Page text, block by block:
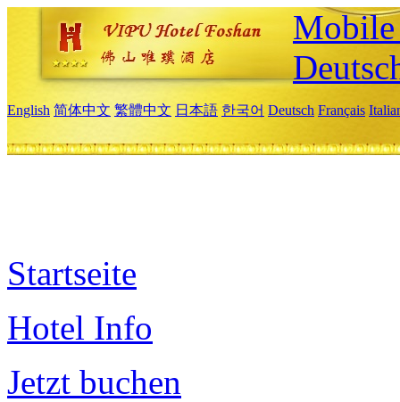
English 简体中文 繁體中文 日本語 한국어 Deutsch Français
Startseite
Hotel Info
Jetzt buchen